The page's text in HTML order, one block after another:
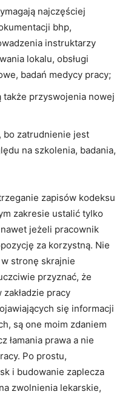
najczęściej
bhp,
instruktarzy
lokalu, obsługi
badań medycy pracy;
także przyswojenia nowej
bo zatrudnienie jest
na szkolenia, badania,
zapisów kodeksu
zakresie ustalić tylko
jeżeli pracownik
za korzystną. Nie
stronę skrajnie
przyznać, że
pracy
się informacji
są one moim zdaniem
łamania prawa a nie
Po prostu,
i budowanie zaplecza
zwolnienia lekarskie,